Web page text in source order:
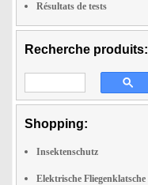
Résultats de tests
Recherche produits:
Shopping:
Insektenschutz
Elektrische Fliegenklatsche